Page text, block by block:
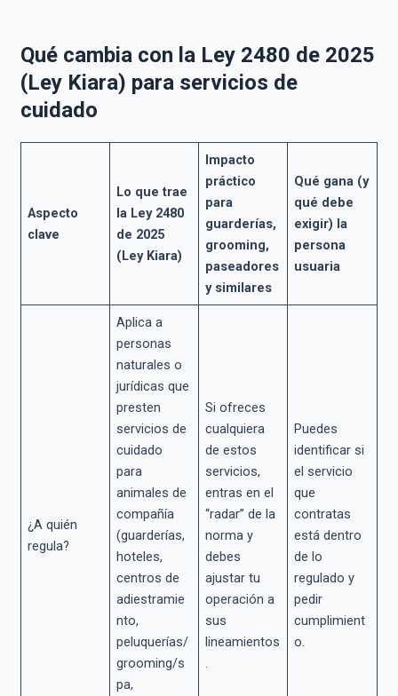
Qué cambia con la Ley 2480 de 2025
(Ley Kiara) para servicios de
cuidado
Aspecto
clave
Lo que trae
la Ley 2480
de 2025
(Ley Kiara)
Impacto
práctico
para
guarderías,
grooming,
paseadores
y similares
Qué gana (y
qué debe
exigir) la
persona
usuaria
¿A quién
regula?
Aplica a
personas
naturales o
jurídicas que
presten
servicios de
cuidado
para
animales de
compañía
(guarderías,
hoteles,
centros de
adiestramie
nto,
peluquerías/
grooming/s
pa,
Si ofreces
cualquiera
de estos
servicios,
entras en el
“radar” de la
norma y
debes
ajustar tu
operación a
sus
lineamientos
.
Puedes
identificar si
el servicio
que
contratas
está dentro
de lo
regulado y
pedir
cumplimient
o.